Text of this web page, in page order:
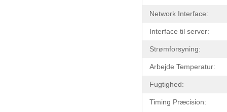
Network Interface:
Interface til server:
Strømforsyning:
Arbejde Temperatur:
Fugtighed:
Timing Præcision: